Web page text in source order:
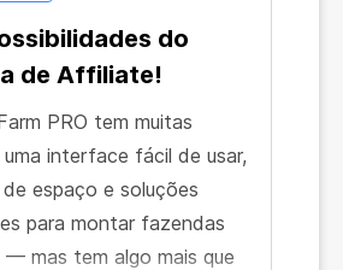
do
de Affiliate!
PRO tem muitas
interface fácil de usar,
espaço e soluções
para montar fazendas
— mas tem algo mais que